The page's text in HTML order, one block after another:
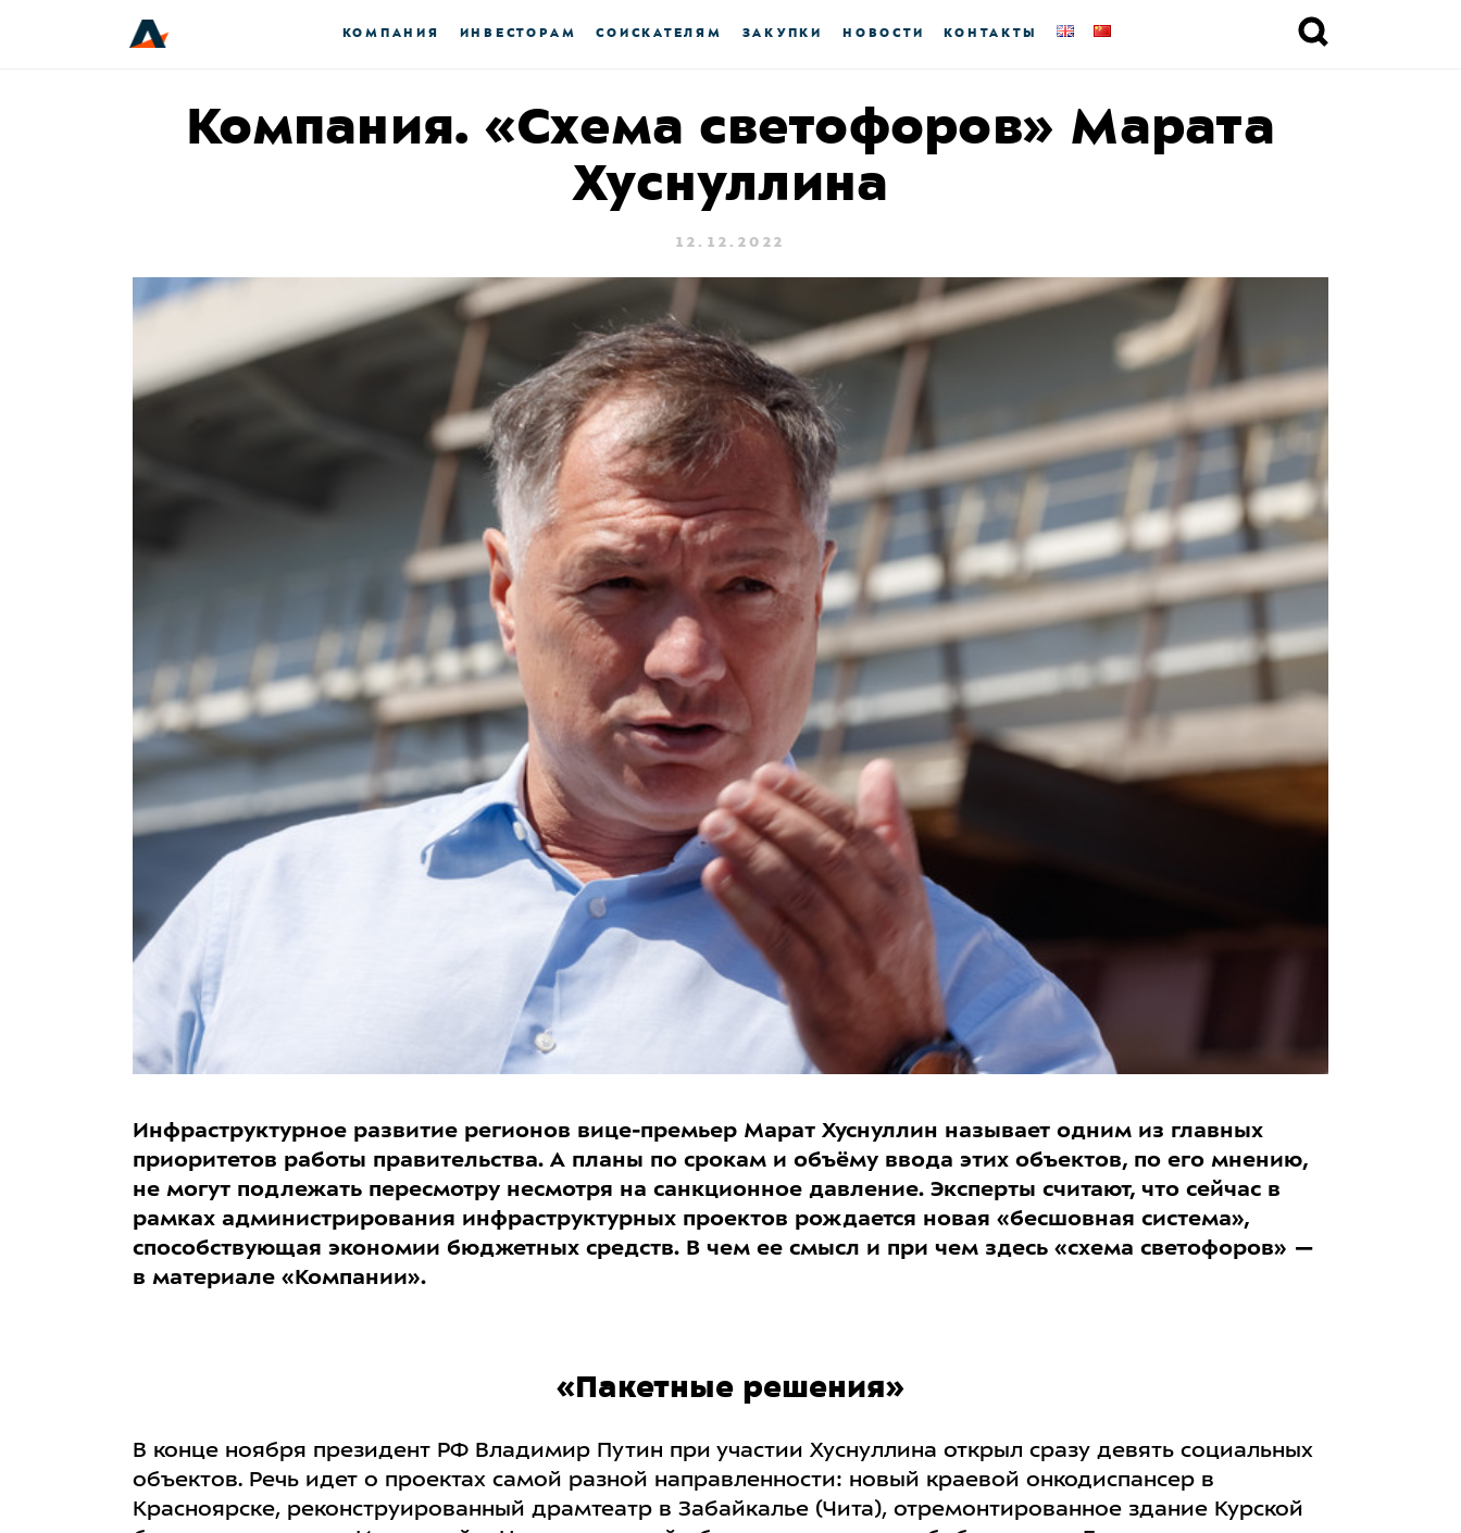
КОМПАНИЯ ИНВЕСТОРАМ СОИСКАТЕЛЯМ ЗАКУПКИ НОВОСТИ КОНТАКТЫ
Компания. «Схема светофоров» Марата
Хуснуллина
12.12.2022
Инфраструктурное развитие регионов вице-премьер Марат Хуснуллин называет одним из главных
приоритетов работы правительства. А планы по срокам и объёму ввода этих объектов, по его мнению,
не могут подлежать пересмотру несмотря на санкционное давление. Эксперты считают, что сейчас в
рамках администрирования инфраструктурных проектов рождается новая «бесшовная система»,
способствующая экономии бюджетных средств. В чем ее смысл и при чем здесь «схема светофоров» —
в материале «Компании».
«Пакетные решения»
В конце ноября президент РФ Владимир Путин при участии Хуснуллина открыл сразу девять социальных
объектов. Речь идет о проектах самой разной направленности: новый краевой онкодиспансер в
Красноярске, реконструированный драмтеатр в Забайкалье (Чита), отремонтированное здание Курской